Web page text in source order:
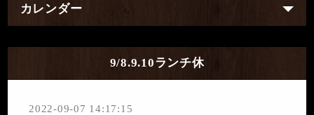
カレンダー
9/8.9.10ランチ休
2022-09-07 14:17:15